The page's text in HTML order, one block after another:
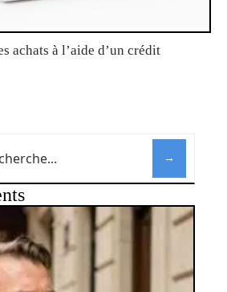
achats à l’aide d’un crédit